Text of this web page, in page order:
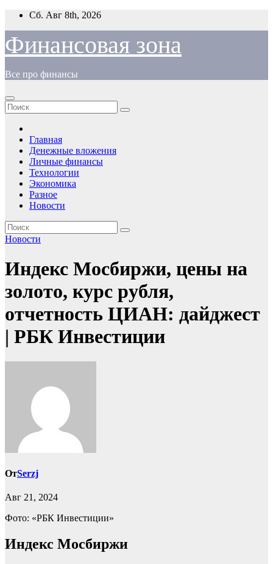
Перейти
содержимому
Сб. Авг 8th, 2026
Финансовая зона
Все про финансы
Главная
Денежные вложения
Личные финансы
Технологии
Экономика
Разное
Новости
Новости
Индекс Мосбиржи, цены на
золото, курс рубля,
отчетность ЦИАН: дайджест
| РБК Инвестиции
ОтSerzj
Авг 21, 2024
Фото: «РБК Инвестиции»
Индекс Мосбиржи